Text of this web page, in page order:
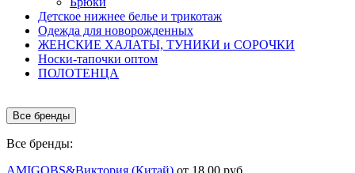
Детское нижнее белье и трикотаж
Одежда для новорожденных
ЖЕНСКИЕ ХАЛАТЫ, ТУНИКИ и СОРОЧКИ
Носки-тапочки оптом
ПОЛОТЕНЦА
Все бренды
Все бренды:
AMIGOBS&Виктория (Китай) от 18.00 руб